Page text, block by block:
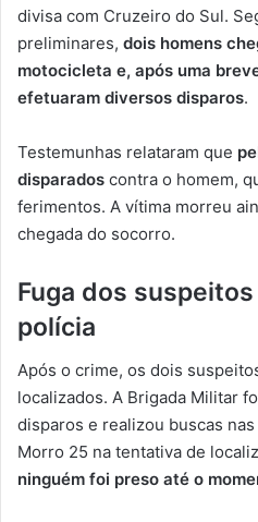
divisa com Cruzeiro do Sul.
preliminares, dois homens
motocicleta e, após uma
efetuaram diversos disparos.
Testemunhas relataram que
disparados contra o homem,
ferimentos. A vítima morreu
chegada do socorro.
Fuga dos
polícia
Após o crime, os dois
localizados. A Brigada Militar
disparos e realizou buscas
Morro 25 na tentativa de
ninguém foi preso até o